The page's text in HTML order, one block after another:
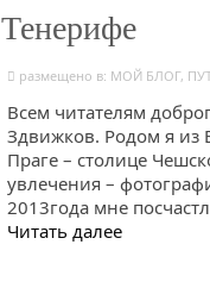
Тенерифе
размещено в: МОЙ БЛОГ,
Всем читателям
Здвижков. Родом я из
Праге – столице
увлечения –
2013года мне
Читать далее